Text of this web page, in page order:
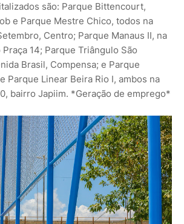
são: Parque Bittencourt,
e Parque Mestre Chico, todos na
Centro; Parque Manaus II, na
14; Parque Triângulo São
Brasil, Compensa; e Parque
Parque Linear Beira Rio I, ambos na
bairro Japiim. *Geração de emprego*